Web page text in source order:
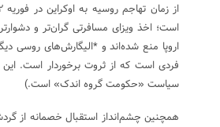
است؛ اخذ ویزای مسافرتی گران‌تر و
اروپا منع شده‌اند و *الیگارش‌های روسی
فردی است که از ثروت برخوردار است.
سیاست «حکومت گروه اندک» است.)
همچنین چشم‌انداز استقبال خصمانه از